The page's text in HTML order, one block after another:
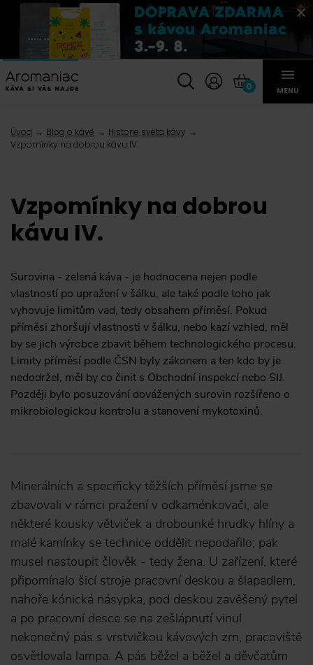
0 MENU
Úvod Blog o kávě
Historie světa kávy
Vzpomínky na dobrou kávu IV.
Vzpomínky na dobrou
kávu IV.
Surovina - zelená káva - je hodnocena nejen podle
vlastností po upražení v šálku, ale také podle toho jak
vyhovuje limitům vad, tedy obsahem příměsí. Pokud
příměsi zhoršují vlastnosti v šálku, nebo kazí vzhled, měl
by se jich výrobce zbavit během technologického procesu.
Limity příměsí podle ČSN byly zákonem a ten kdo by je
nedodržel, měl by co činit s Obchodní inspekcí nebo SIJ.
Později bylo posuzování dovážených surovin rozšířeno o
mikrobiologickou kontrolu a stanovení mykotoxinů.
Minerálních a specificky těžších příměsí jsme se
zbavovali v rámci pražení v odkaménkovači, ale
některé kousky větviček a drobounké hrudky hlíny a
malé kamínky se technice oddělit nepodařilo; pak
musel nastoupit člověk - tedy žena. U zařízení, které
připomínalo šicí stroje pracovní deskou a šlapadlem,
nahoře kónická násypka, pod deskou zavěšený pytel
a po pracovní desce se na zešlápnutí vinul
nekonečný pás s vrstvičkou kávových zrn, pracoviště
osvětlovala lampa. A pás běžel a běžel a děvčatům